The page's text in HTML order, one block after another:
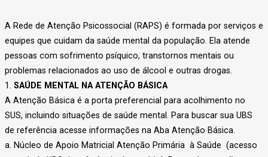
A Rede de Atenção Psicossocial (RAPS) é formada por serviços e
equipes que cuidam da saúde mental da população. Ela atende
pessoas com sofrimento psíquico, transtornos mentais ou
problemas relacionados ao uso de álcool e outras drogas.
1. SAÚDE MENTAL NA ATENÇÃO BÁSICA
A Atenção Básica é a porta preferencial para acolhimento no
SUS, incluindo situações de saúde mental. Para buscar sua UBS
de referência acesse informações na Aba Atenção Básica.
a. Núcleo de Apoio Matricial Atenção Primária à Saúde (acesso